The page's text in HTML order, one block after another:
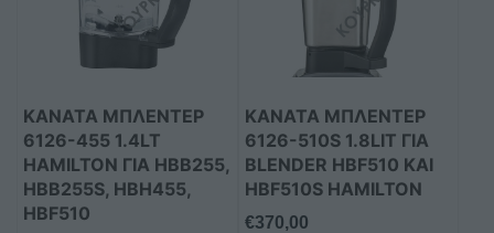
ΚΑΝΆΤΑ ΜΠΛΈΝΤΕΡ
6126-455 1.4LT
HAMILTON ΓΙΑ HBB255,
HBB255S, HBH455,
HBF510
ΚΑΝΆΤΑ ΜΠΛΈΝΤΕΡ
6126-510S 1.8LIT ΓΙΑ
BLENDER ΗBF510 ΚΑΙ
HBF510S HAMILTON
€370,00